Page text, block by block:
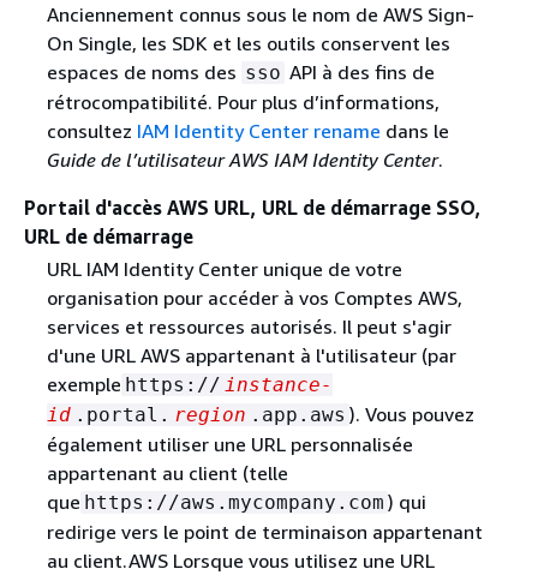
Anciennement connus sous le nom de AWS Sign-
On Single, les SDK et les outils conservent les
espaces de noms des sso API à des fins de
rétrocompatibilité. Pour plus d’informations,
consultez IAM Identity Center rename dans le
Guide de l’utilisateur AWS IAM Identity Center.
Portail d'accès AWS URL, URL de démarrage SSO,
URL de démarrage
URL IAM Identity Center unique de votre
organisation pour accéder à vos Comptes AWS,
services et ressources autorisés. Il peut s'agir
d'une URL AWS appartenant à l'utilisateur (par
exemple https:// instance-
id .portal. region .app.aws ). Vous pouvez
également utiliser une URL personnalisée
appartenant au client (telle
que https://aws.mycompany.com ) qui
redirige vers le point de terminaison appartenant
au client.AWS Lorsque vous utilisez une URL